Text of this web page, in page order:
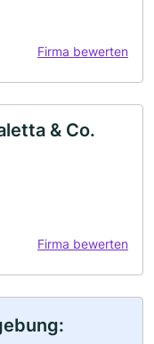
Firma bewerten
& Co.
Firma bewerten